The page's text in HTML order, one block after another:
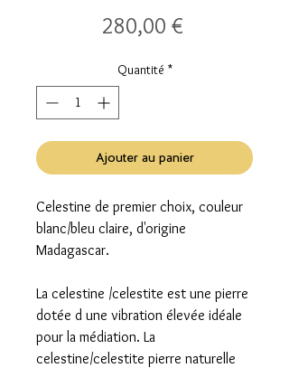
280,00 €Prix
Quantité *
Ajouter au panier
Celestine de premier choix, couleur
blanc/bleu claire, d'origine
Madagascar.
La celestine /celestite est une pierre
dotée d une vibration élevée idéale
pour la médiation. La
celestine/celestite pierre naturelle